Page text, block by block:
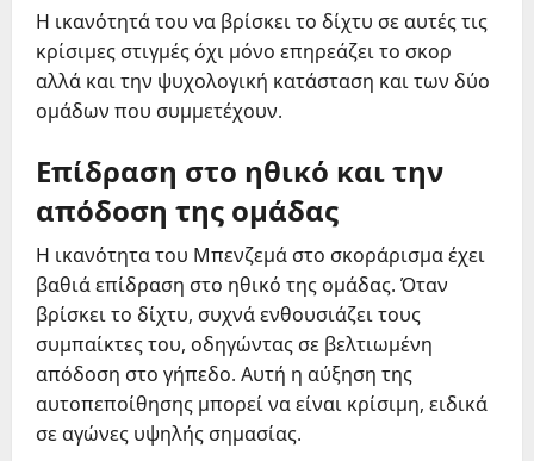
Η ικανότητά του να βρίσκει το δίχτυ σε αυτές τις
κρίσιμες στιγμές όχι μόνο επηρεάζει το σκορ
αλλά και την ψυχολογική κατάσταση και των δύο
ομάδων που συμμετέχουν.
Επίδραση στο ηθικό και την
απόδοση της ομάδας
Η ικανότητα του Μπενζεμά στο σκοράρισμα έχει
βαθιά επίδραση στο ηθικό της ομάδας. Όταν
βρίσκει το δίχτυ, συχνά ενθουσιάζει τους
συμπαίκτες του, οδηγώντας σε βελτιωμένη
απόδοση στο γήπεδο. Αυτή η αύξηση της
αυτοπεποίθησης μπορεί να είναι κρίσιμη, ειδικά
σε αγώνες υψηλής σημασίας.